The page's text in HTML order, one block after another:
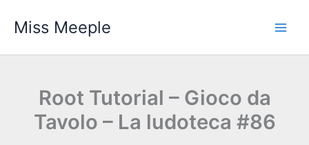
Miss Meeple
Root Tutorial – Gioco da
Tavolo – La ludoteca #86